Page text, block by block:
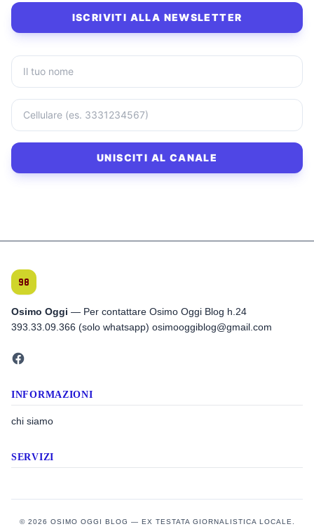
ISCRIVITI ALLA NEWSLETTER
UNISCITI AL CANALE
Osimo Oggi — Per contattare Osimo Oggi Blog h.24
393.33.09.366 (solo whatsapp) osimooggiblog@gmail.com
INFORMAZIONI
chi siamo
SERVIZI
© 2026 OSIMO OGGI BLOG — EX TESTATA GIORNALISTICA LOCALE.